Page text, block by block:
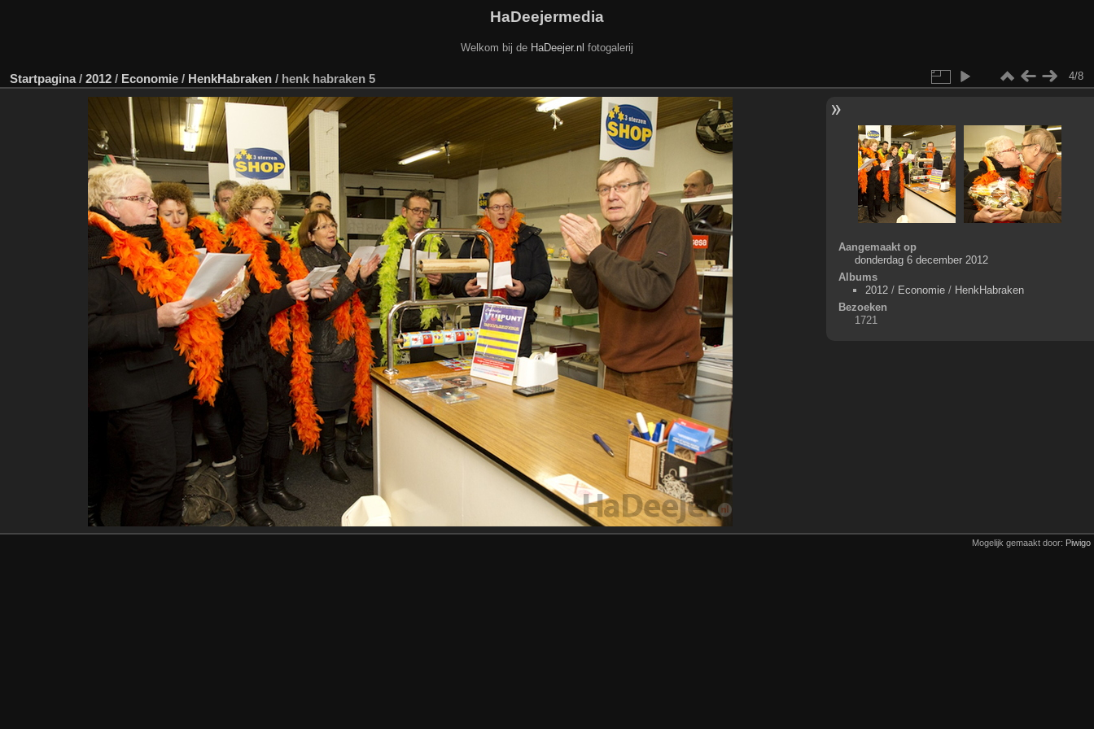
HaDeejermedia
Welkom bij de HaDeejer.nl fotogalerij
Startpagina/ 2012 / Economie / HenkHabraken / henk habraken 5 4/8
Aangemaakt op
donderdag 6 december 2012
Albums
2012/ Economie/ HenkHabraken
Bezoeken
1721
Mogelijk gemaakt door: Piwigo